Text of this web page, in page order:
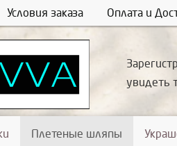
Условия заказа Оплата и
увидеть
Плетеные шляпы